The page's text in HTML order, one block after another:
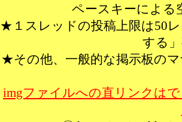
ペースキーによる
★１スレッドの投稿上限は50
する
★その他、一般的な掲示板の
imgファイルへの直リンクは